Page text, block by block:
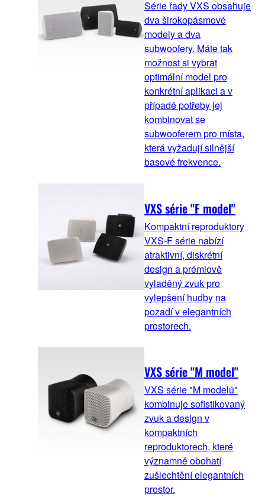
Série řady VXS obsahuje
dva širokopásmové
modely a dva
subwoofery. Máte tak
možnost si vybrat
optimální model pro
konkrétní aplikaci a v
případě potřeby jej
kombinovat se
subwooferem pro místa,
která vyžadují silnější
basové frekvence.
VXS série "F model"
Kompaktní reproduktory
VXS-F série nabízí
atraktivní, diskrétní
design a prémiově
vyladěný zvuk pro
vylepšení hudby na
pozadí v elegantních
prostorech.
VXS série "M model"
VXS série "M modelů"
kombinuje sofistikovaný
zvuk a design v
kompaktních
reproduktorech, které
významně obohatí
zušlechtění elegantních
prostor.